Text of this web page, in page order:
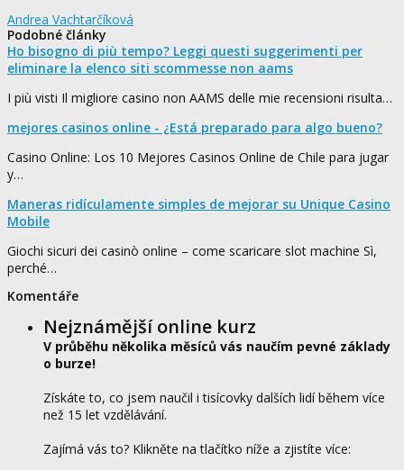
Andrea Vachtarčíková
Podobné články
Ho bisogno di più tempo? Leggi questi suggerimenti per
eliminare la elenco siti scommesse non aams
I più visti Il migliore casino non AAMS delle mie recensioni risulta…
mejores casinos online - ¿Está preparado para algo bueno?
Casino Online: Los 10 Mejores Casinos Online de Chile para jugar
y…
Maneras ridículamente simples de mejorar su Unique Casino
Mobile
Giochi sicuri dei casinò online – come scaricare slot machine Sì,
perché…
Komentáře
Nejznámější online kurz
V průběhu několika měsíců vás naučím pevné základy
o burze!
Získáte to, co jsem naučil i tisícovky dalších lidí během více
než 15 let vzdělávání.
Zajímá vás to? Klikněte na tlačítko níže a zjistíte více: